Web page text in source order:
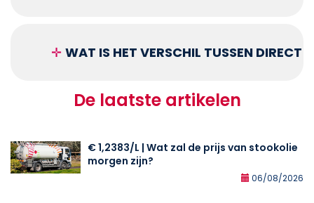
✛ WAT IS HET VERSCHIL TUSSEN DIRECT
De laatste artikelen
€ 1,2383/L | Wat zal de prijs van stookolie
morgen zijn?
06/08/2026